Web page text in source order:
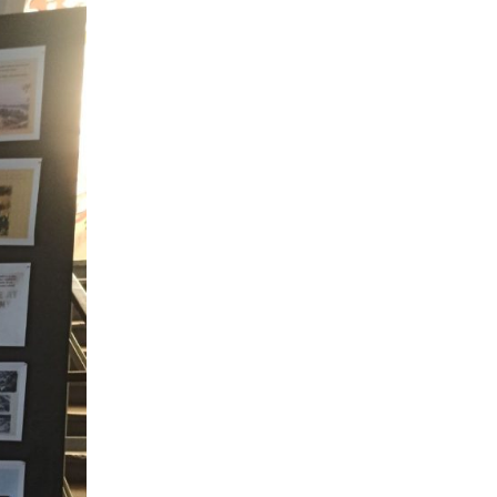
Дистанційне навчання
Підвищення
кваліфікації
документація
Для молодого
викладача